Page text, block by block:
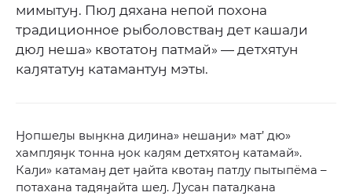
мимытуӈ. Пюԓ дяхана непой похона
традиционное рыболовстваӈ дет кашаԓи
дюԓ неша» квотатоӈ патмай» — детхятун
каԓятатуӈ катамантуӈ мэты.
Ӈопшеԓы выӈкна диԓина» нешаӈи» мат’ дю»
хампԓяӈк тонна ӈок каԓям детхятоӈ катамай».
Каԓи» катамаӈ дет ӈайта квотаӈ патԓу пытыпёма –
потахана тадяӈайта шеԓ. Ԓусан патаԓкана